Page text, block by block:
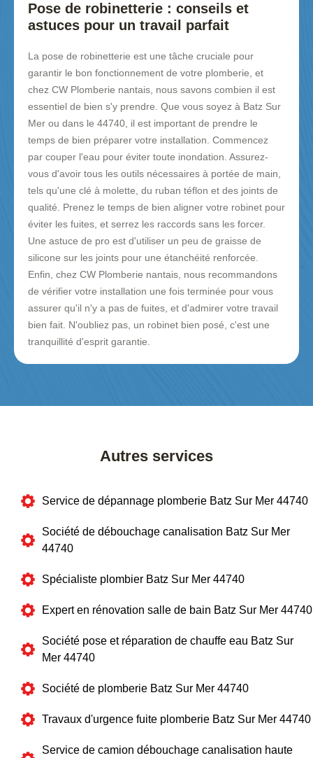
Pose de robinetterie : conseils et
astuces pour un travail parfait
La pose de robinetterie est une tâche cruciale pour
garantir le bon fonctionnement de votre plomberie, et
chez CW Plomberie nantais, nous savons combien il est
essentiel de bien s'y prendre. Que vous soyez à Batz Sur
Mer ou dans le 44740, il est important de prendre le
temps de bien préparer votre installation. Commencez
par couper l'eau pour éviter toute inondation. Assurez-
vous d'avoir tous les outils nécessaires à portée de main,
tels qu'une clé à molette, du ruban téflon et des joints de
qualité. Prenez le temps de bien aligner votre robinet pour
éviter les fuites, et serrez les raccords sans les forcer.
Une astuce de pro est d'utiliser un peu de graisse de
silicone sur les joints pour une étanchéité renforcée.
Enfin, chez CW Plomberie nantais, nous recommandons
de vérifier votre installation une fois terminée pour vous
assurer qu'il n'y a pas de fuites, et d'admirer votre travail
bien fait. N'oubliez pas, un robinet bien posé, c'est une
tranquillité d'esprit garantie.
Autres services
Service de dépannage plomberie Batz Sur Mer 44740
Société de débouchage canalisation Batz Sur Mer
44740
Spécialiste plombier Batz Sur Mer 44740
Expert en rénovation salle de bain Batz Sur Mer 44740
Société pose et réparation de chauffe eau Batz Sur
Mer 44740
Société de plomberie Batz Sur Mer 44740
Travaux d'urgence fuite plomberie Batz Sur Mer 44740
Service de camion débouchage canalisation haute